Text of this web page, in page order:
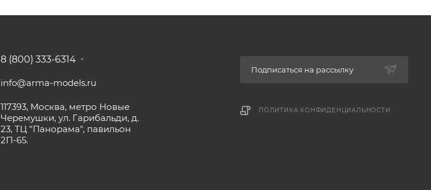
8 (800) 333-6314
info@arma-models.ru
117393, Москва, метро Новые
Черемушки, ул. Гарибальди, д.
23, ТЦ "Панорама", павильон
2П-65.
Подписаться на рассылку
ПОЛИТИКА КОНФИДЕНЦИАЛЬНОСТИ